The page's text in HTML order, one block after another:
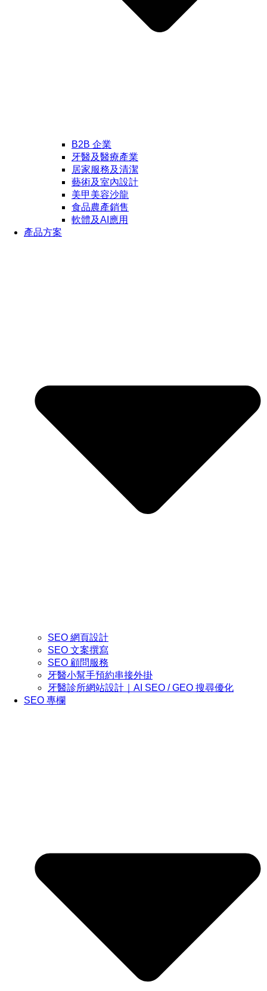
B2B 企業
牙醫及醫療產業
居家服務及清潔
藝術及室內設計
美甲美容沙龍
食品農產銷售
軟體及AI應用
產品方案
SEO 網頁設計
SEO 文案撰寫
SEO 顧問服務
牙醫小幫手預約串接外掛
牙醫診所網站設計｜AI SEO / GEO 搜尋優化
SEO 專欄